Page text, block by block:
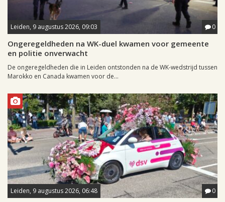
Leiden, 9 augustus 2026, 09:03 0
Ongeregeldheden na WK-duel kwamen voor gemeente
en politie onverwacht
De ongeregeldheden die in Leiden ontstonden na de WK-wedstrijd tussen
Marokko en Canada kwamen voor de...
Leiden, 9 augustus 2026, 06:48 0